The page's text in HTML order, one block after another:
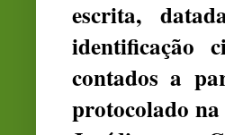
escrita,
identificação
contados a
protocolado